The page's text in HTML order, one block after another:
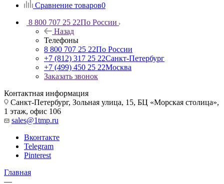
Сравнение товаров0
8 800 707 25 22По России
Назад
Телефоны
8 800 707 25 22По России
+7 (812) 317 25 22Санкт-Петербург
+7 (499) 450 25 22Москва
Заказать звонок
Контактная информация
Санкт-Петербург, Зольная улица, 15, БЦ «Морская столица»,
1 этаж, офис 106
sales@1tmp.ru
Вконтакте
Telegram
Pinterest
Главная
—